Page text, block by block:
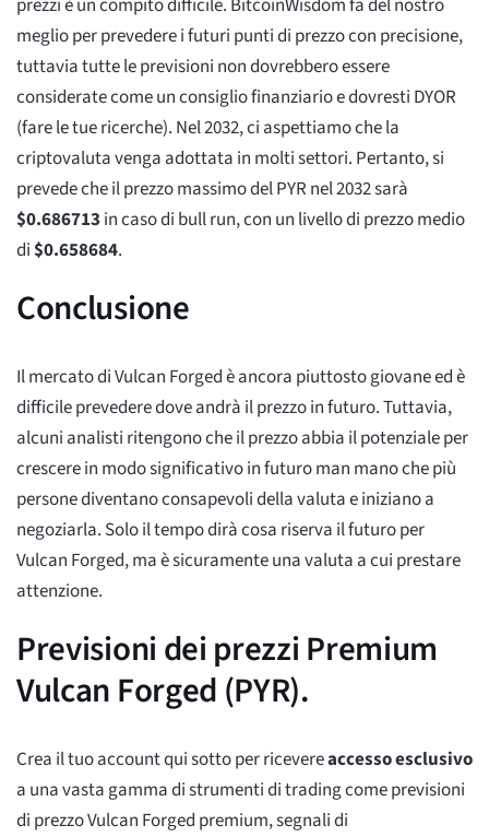
prezzi è un compito difficile. BitcoinWisdom fa del nostro
meglio per prevedere i futuri punti di prezzo con precisione,
tuttavia tutte le previsioni non dovrebbero essere
considerate come un consiglio finanziario e dovresti DYOR
(fare le tue ricerche). Nel 2032, ci aspettiamo che la
criptovaluta venga adottata in molti settori. Pertanto, si
prevede che il prezzo massimo del PYR nel 2032 sarà
$0.686713 in caso di bull run, con un livello di prezzo medio
di$0.658684.
Conclusione
Il mercato di Vulcan Forged è ancora piuttosto giovane ed è
difficile prevedere dove andrà il prezzo in futuro. Tuttavia,
alcuni analisti ritengono che il prezzo abbia il potenziale per
crescere in modo significativo in futuro man mano che più
persone diventano consapevoli della valuta e iniziano a
negoziarla. Solo il tempo dirà cosa riserva il futuro per
Vulcan Forged, ma è sicuramente una valuta a cui prestare
attenzione.
Previsioni dei prezzi Premium
Vulcan Forged (PYR).
Crea il tuo account qui sotto per ricevereaccesso esclusivo
a una vasta gamma di strumenti di trading come previsioni
di prezzo Vulcan Forged premium, segnali di